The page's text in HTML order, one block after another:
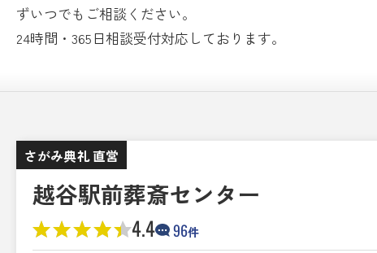
ずいつでもご相談ください。
24時間・365日相談受付対応しております。
さがみ典礼 直営
越谷駅前葬斎センター
4.4 96件